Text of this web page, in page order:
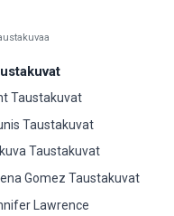
Taustakuvat
Taustakuvat
Taustakuvat
Gomez Taustakuvat
Lawrence